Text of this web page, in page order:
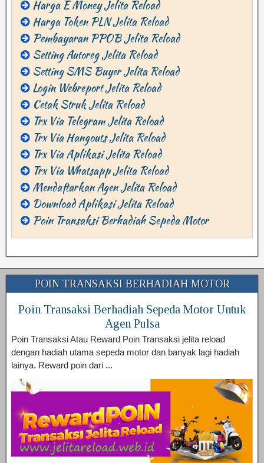
Harga E Money Jelita Reload
Harga Token PLN Jelita Reload
Pembayaran PPOB Jelita Reload
Setting Autoreg Jelita Reload
Setting SMS Buyer Jelita Reload
Login Webreport Jelita Reload
Cetak Struk Jelita Reload
Trx Via Telegram Jelita Reload
Trx Via Hangouts Jelita Reload
Trx Via Aplikasi Jelita Reload
Trx Via Whatsapp Jelita Reload
Mendaftarkan Agen Jelita Reload
Download Aplikasi Jelita Reload
Poin Transaksi Berhadiah Sepeda Motor
POIN TRANSAKSI BERHADIAH MOTOR
Poin Transaksi Berhadiah Sepeda Motor Untuk
Agen Pulsa
Poin Transaksi Atau Reward Poin Transaksi jelita reload
dengan hadiah utama sepeda motor dan banyak lagi hadiah
lainya. Reward poin dari ...